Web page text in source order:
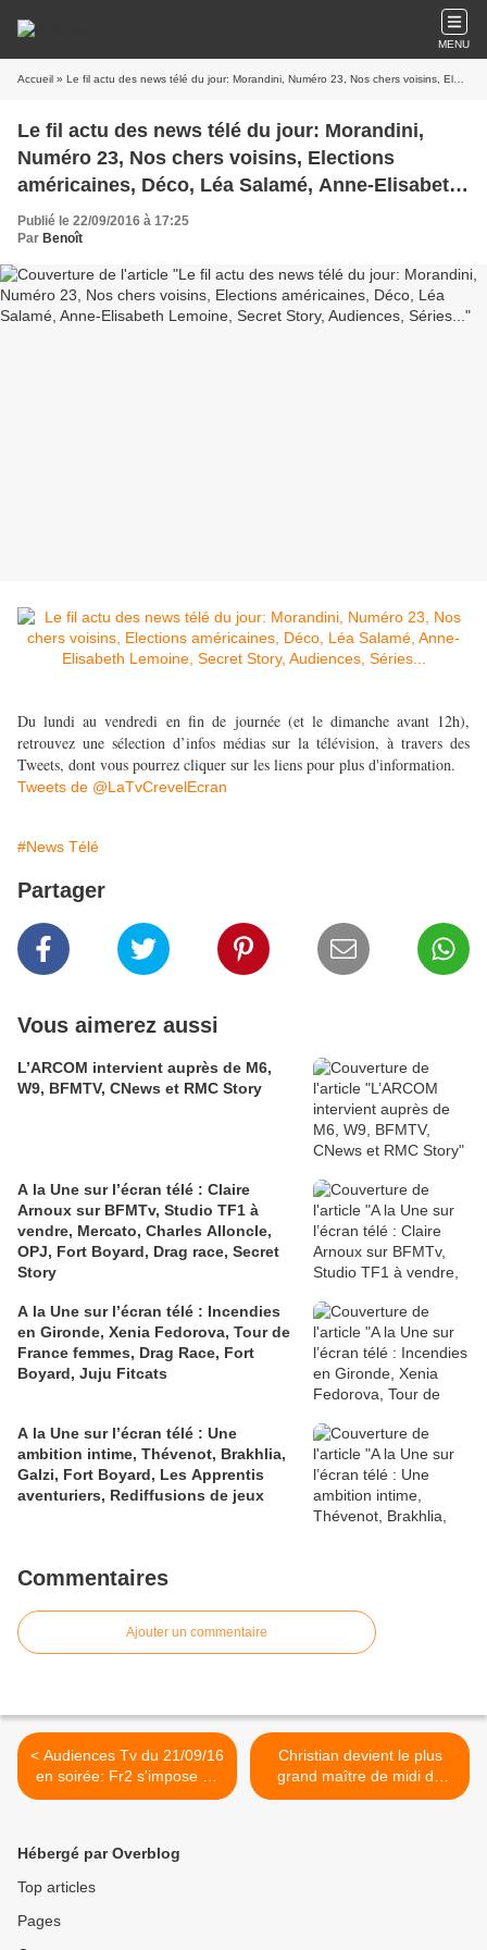
MENU
Accueil » Le fil actu des news télé du jour: Morandini, Numéro 23, Nos chers voisins, Elections américaines, Déco, Léa Salamé, Anne-Elisabeth Lemoine, Secret Story, Audiences, Séries...
Le fil actu des news télé du jour: Morandini,
Numéro 23, Nos chers voisins, Elections
américaines, Déco, Léa Salamé, Anne-Elisabeth
Lemoine, Secret Story, Audiences, Séries...
Publié le 22/09/2016 à 17:25
Par Benoît
Du lundi au vendredi en fin de journée (et le dimanche avant 12h),
retrouvez une sélection d’infos médias sur la télévision, à travers des
Tweets, dont vous pourrez cliquer sur les liens pour plus d'information.
Tweets de @LaTvCrevelEcran
#News Télé
Partager
Vous aimerez aussi
L’ARCOM intervient auprès de M6,
W9, BFMTV, CNews et RMC Story
A la Une sur l’écran télé : Claire
Arnoux sur BFMTv, Studio TF1 à
vendre, Mercato, Charles Alloncle,
OPJ, Fort Boyard, Drag race, Secret
Story
A la Une sur l’écran télé : Incendies
en Gironde, Xenia Fedorova, Tour de
France femmes, Drag Race, Fort
Boyard, Juju Fitcats
A la Une sur l’écran télé : Une
ambition intime, Thévenot, Brakhlia,
Galzi, Fort Boyard, Les Apprentis
aventuriers, Rediffusions de jeux
Commentaires
Ajouter un commentaire
< Audiences Tv du 21/09/16
en soirée: Fr2 s'impose en
tête des audiences. TF1
Christian devient le plus
grand maître de midi de
l'histoire des 12 coups de
Hébergé par Overblog
Top articles
Pages